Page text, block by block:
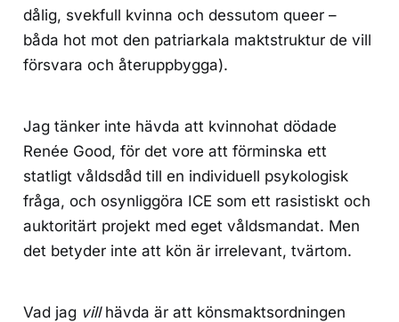
dålig, svekfull kvinna och dessutom queer –
båda hot mot den patriarkala maktstruktur de vill
försvara och återuppbygga).
Jag tänker inte hävda att kvinnohat dödade
Renée Good, för det vore att förminska ett
statligt våldsdåd till en individuell psykologisk
fråga, och osynliggöra ICE som ett rasistiskt och
auktoritärt projekt med eget våldsmandat. Men
det betyder inte att kön är irrelevant, tvärtom.
Vad jag vill hävda är att könsmaktsordningen